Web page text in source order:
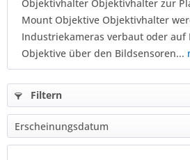
Objektivhalter Objektivhalter zur
Mount Objektive Objektivhalter
Industriekameras verbaut oder auf
Objektive über den Bildsensoren...
Filtern